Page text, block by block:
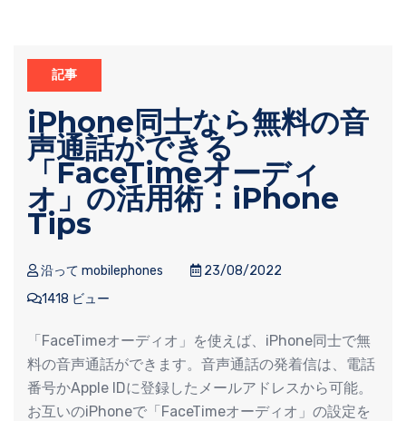
記事
iPhone同士なら無料の音
声通話ができる
「FaceTimeオーディ
オ」の活用術：iPhone
Tips
沿って mobilephones
23/08/2022
1418 ビュー
「FaceTimeオーディオ」を使えば、iPhone同士で無
料の音声通話ができます。音声通話の発着信は、電話
番号かApple IDに登録したメールアドレスから可能。
お互いのiPhoneで「FaceTimeオーディオ」の設定を